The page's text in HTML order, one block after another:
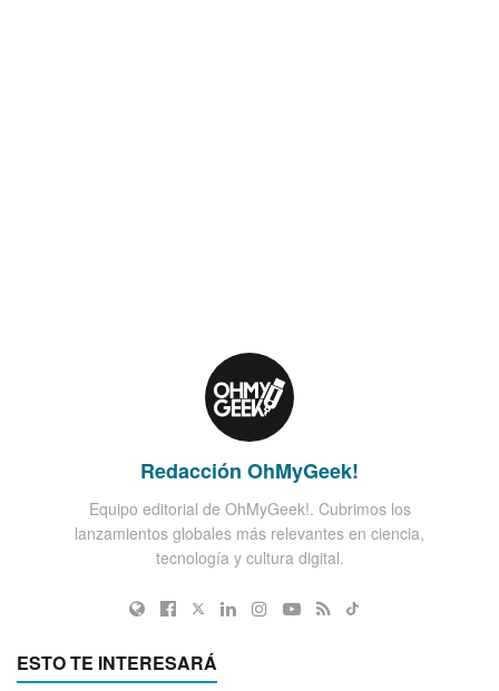
Redacción OhMyGeek!
Equipo editorial de OhMyGeek!. Cubrimos los
lanzamientos globales más relevantes en ciencia,
tecnología y cultura digital.
ESTO TE INTERESARÁ